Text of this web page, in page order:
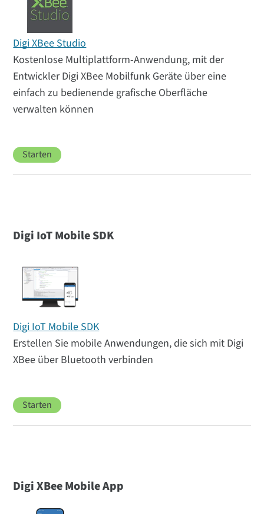
Digi XBee Studio
Kostenlose Multiplattform-Anwendung, mit der
Entwickler Digi XBee Mobilfunk Geräte über eine
einfach zu bedienende grafische Oberfläche
verwalten können
Starten
Digi IoT Mobile SDK
Digi IoT Mobile SDK
Erstellen Sie mobile Anwendungen, die sich mit Digi
XBee über Bluetooth verbinden
Starten
Digi XBee Mobile App